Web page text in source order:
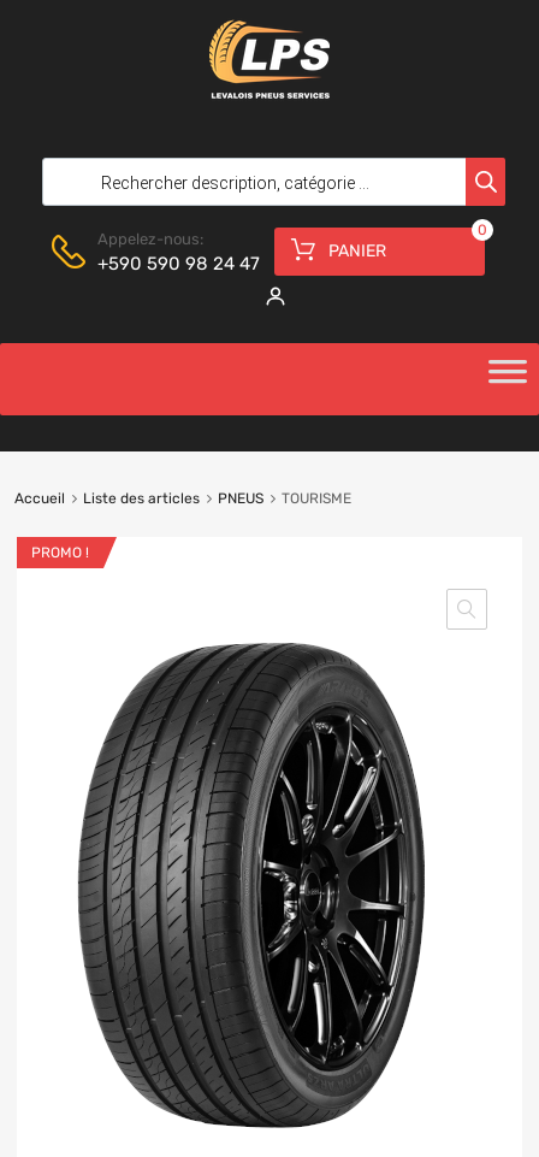
Appelez-nous:
+590 590 98 24 47
PANIER
0
Accueil Liste des articles PNEUS TOURISME
PROMO !